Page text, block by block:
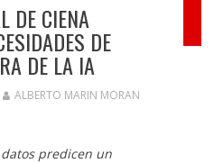
DE CIENA
DE
DE LA IA
ALBERTO MARIN MORAN
predicen un